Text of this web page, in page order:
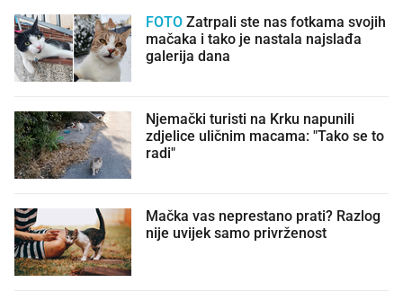
FOTO
mačaka i tako je nastala najslađa
galerija dana
Njemački turisti na Krku napunili
zdjelice uličnim macama: "Tako se to
radi"
Mačka vas neprestano prati? Razlog
nije uvijek samo privrženost